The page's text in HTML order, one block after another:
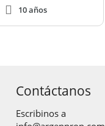
10 años
Contáctanos
Escribinos a